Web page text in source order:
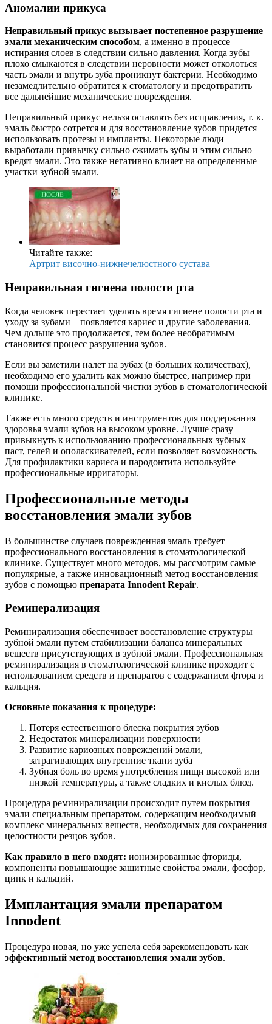
Аномалии прикуса
Неправильный прикус вызывает постепенное разрушение
эмали механическим способом, а именно в процессе
истирания слоев в следствии сильно давления. Когда зубы
плохо смыкаются в следствии неровности может отколоться
часть эмали и внутрь зуба проникнут бактерии. Необходимо
незамедлительно обратится к стоматологу и предотвратить
все дальнейшие механические повреждения.
Неправильный прикус нельзя оставлять без исправления, т. к.
эмаль быстро сотрется и для восстановление зубов придется
использовать протезы и импланты. Некоторые люди
выработали привычку сильно сжимать зубы и этим сильно
вредят эмали. Это также негативно влияет на определенные
участки зубной эмали.
Читайте также:
Артрит височно-нижнечелюстного сустава
Неправильная гигиена полости рта
Когда человек перестает уделять время гигиене полости рта и
уходу за зубами – появляется кариес и другие заболевания.
Чем дольше это продолжается, тем более необратимым
становится процесс разрушения зубов.
Если вы заметили налет на зубах (в больших количествах),
необходимо его удалить как можно быстрее, например при
помощи профессиональной чистки зубов в стоматологической
клинике.
Также есть много средств и инструментов для поддержания
здоровья эмали зубов на высоком уровне. Лучше сразу
привыкнуть к использованию профессиональных зубных
паст, гелей и ополаскивателей, если позволяет возможность.
Для профилактики кариеса и пародонтита используйте
профессиональные ирригаторы.
Профессиональные методы
восстановления эмали зубов
В большинстве случаев поврежденная эмаль требует
профессионального восстановления в стоматологической
клинике. Существует много методов, мы рассмотрим самые
популярные, а также инновационный метод восстановления
зубов с помощью препарата Innodent Repair.
Реминерализация
Реминирализация обеспечивает восстановление структуры
зубной эмали путем стабилизации баланса минеральных
веществ присутствующих в зубной эмали. Профессиональная
реминирализация в стоматологической клинике проходит с
использованием средств и препаратов с содержанием фтора и
кальция.
Основные показания к процедуре:
Потеря естественного блеска покрытия зубов
Недостаток минерализации поверхности
Развитие кариозных повреждений эмали,
затрагивающих внутренние ткани зуба
Зубная боль во время употребления пищи высокой или
низкой температуры, а также сладких и кислых блюд.
Процедура реминирализации происходит путем покрытия
эмали специальным препаратом, содержащим необходимый
комплекс минеральных веществ, необходимых для сохранения
целостности резцов зубов.
Как правило в него входят: ионизированные фториды,
компоненты повышающие защитные свойства эмали, фосфор,
цинк и кальций.
Имплантация эмали препаратом
Innodent
Процедура новая, но уже успела себя зарекомендовать как
эффективный метод восстановления эмали зубов.